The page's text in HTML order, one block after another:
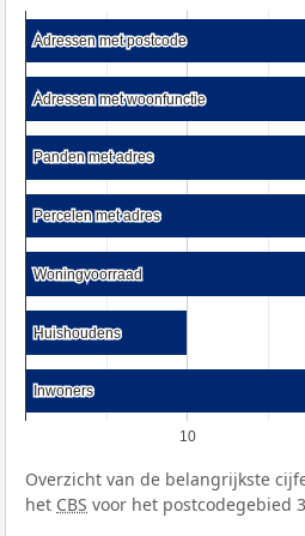
10
Adressen met postcode
Adressen met postcode
Adressen met woonfunctie
Adressen met woonfunctie
Panden met adres
Panden met adres
Percelen met adres
Percelen met adres
Woningvoorraad
Woningvoorraad
Huishoudens
Huishoudens
Inwoners
Inwoners
Overzicht van de belangrijkste
het CBS voor het postcodegebied